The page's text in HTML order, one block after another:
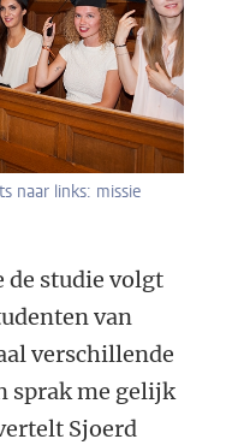
naar links: missie
de studie volgt
van
verschillende
sprak me gelijk
Sjoerd